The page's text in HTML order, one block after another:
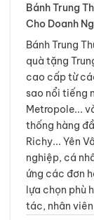
Bánh Trung
Cho Doanh
Bánh Trung
quà tặng
cao cấp từ
sao nổi tiếng
Metropole...
thống hàng
Richy... Yên
nghiệp, cá
ứng các đơn
lựa chọn phù
tác, nhân